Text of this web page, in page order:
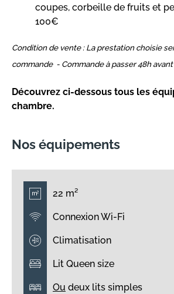
coupes, corbeille de fruits et
100€
Condition de vente : La prestation choisie
commande - Commande à passer 48h avant
Découvrez ci-dessous tous les
chambre.
Nos équipements
22 m²
Connexion Wi-Fi
Climatisation
Lit Queen size
Ou deux lits simples